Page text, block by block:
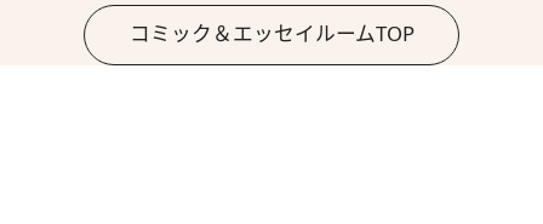
コミック＆エッセイルームTOP